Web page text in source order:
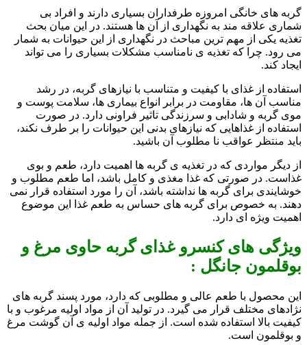
گربه های خانگی امروزه طرفداران بسیاری دارند و افراد بی
شماری علاقه مند به نگهداری از آن ها هستند. در این میان بحث
تغذیه یکی از مهم ترین مباحث در نگهداری از این حیوانات به شمار
می رود. چرا که تغذیه ی نامناسب مشکلات بسیاری را می تواند
ایجاد کند.
استفاده از غذای با کیفیت و متناسب با نیازهای گربه، در رشد
مناسب آن ها، مقاومت در برابر انواع بیماری ها، سلامت پوست و
موی گربه و شادابی و سرزندگی تاثیر فراونی دارد. در صورت
استفاده از غذاهایی که نیازهای بدنی این حیوانات را بر طرف نکند،
باید منتظر عواقب نا مطلوب آن باشید.
از دیگر مواردی که در تغذیه ی گربه ها اهمیت دارد، طعم و بوی
غذاست. در صورتی که غذا مغذی و کامل باشد، اما طعم مطلوب و
خوشایندی برای گربه ها نداشته باشد، آن را مورد استفاده قرار نمی
دهند. به خصوص برای گربه های حساس به طعم غذا این موضوع
اهمیت ویژه ای دارد.
ویژگی های کنسرو غذای گربه حاوی مرغ و
بوقلمون جانگل :
این محصول با طعم عالی و مطلوبی که دارد، مورد پسند گربه های
نژادهای مختلف قرار می گیرد. در تولید آن از مواد اولیه مرغوب و با
کیفیت بالا استفاده شده است. از جمله مواد اولیه ی آن گوشت مرغ
و بوقلمون است.